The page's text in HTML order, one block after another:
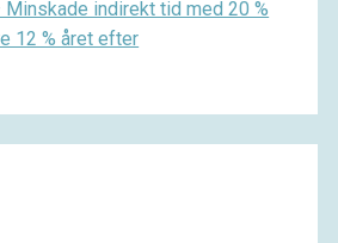
Minskade indirekt tid med 20 %
12 % året efter